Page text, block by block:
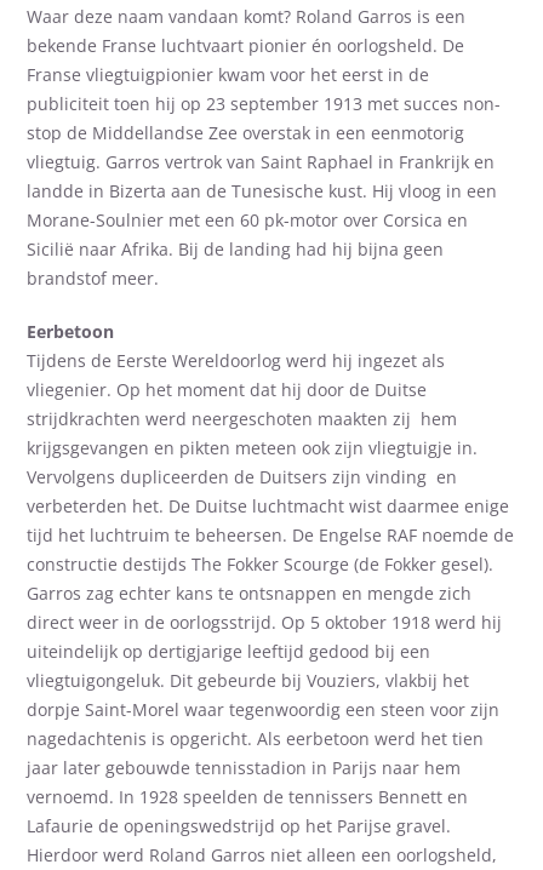
Waar deze naam vandaan komt? Roland Garros is een
bekende Franse luchtvaart pionier én oorlogsheld. De
Franse vliegtuigpionier kwam voor het eerst in de
publiciteit toen hij op 23 september 1913 met succes non-
stop de Middellandse Zee overstak in een eenmotorig
vliegtuig. Garros vertrok van Saint Raphael in Frankrijk en
landde in Bizerta aan de Tunesische kust. Hij vloog in een
Morane-Soulnier met een 60 pk-motor over Corsica en
Sicilië naar Afrika. Bij de landing had hij bijna geen
brandstof meer.
Eerbetoon
Tijdens de Eerste Wereldoorlog werd hij ingezet als
vliegenier. Op het moment dat hij door de Duitse
strijdkrachten werd neergeschoten maakten zij hem
krijgsgevangen en pikten meteen ook zijn vliegtuigje in.
Vervolgens dupliceerden de Duitsers zijn vinding en
verbeterden het. De Duitse luchtmacht wist daarmee enige
tijd het luchtruim te beheersen. De Engelse RAF noemde de
constructie destijds The Fokker Scourge (de Fokker gesel).
Garros zag echter kans te ontsnappen en mengde zich
direct weer in de oorlogsstrijd. Op 5 oktober 1918 werd hij
uiteindelijk op dertigjarige leeftijd gedood bij een
vliegtuigongeluk. Dit gebeurde bij Vouziers, vlakbij het
dorpje Saint-Morel waar tegenwoordig een steen voor zijn
nagedachtenis is opgericht. Als eerbetoon werd het tien
jaar later gebouwde tennisstadion in Parijs naar hem
vernoemd. In 1928 speelden de tennissers Bennett en
Lafaurie de openingswedstrijd op het Parijse gravel.
Hierdoor werd Roland Garros niet alleen een oorlogsheld,